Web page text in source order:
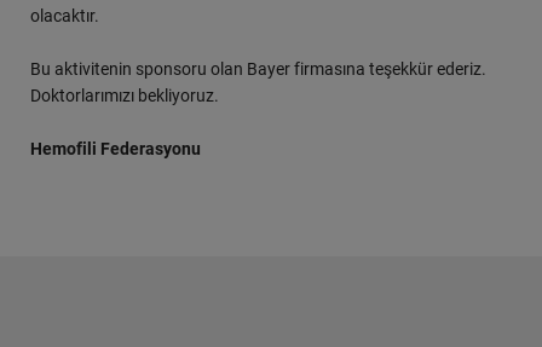
olacaktır.
Bu aktivitenin sponsoru olan Bayer firmasına teşekkür ederiz.
Doktorlarımızı bekliyoruz.
Hemofili Federasyonu